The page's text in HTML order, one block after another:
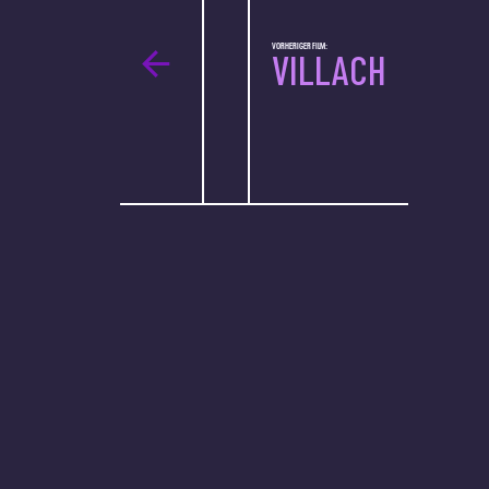
VORHERIGER FILM:
VILLACH